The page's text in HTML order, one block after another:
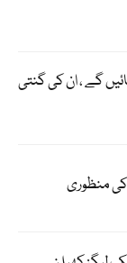
گے ، ان کی گنتی
کی منظوری